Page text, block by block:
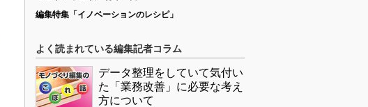
編集特集「イノベーションのレシピ」
よく読まれている編集記者コラム
データ整理をしていて気付い
た「業務改善」に必要な考え
方について